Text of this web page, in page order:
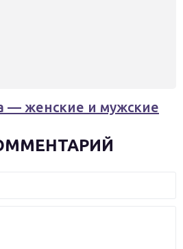
— женские и мужские